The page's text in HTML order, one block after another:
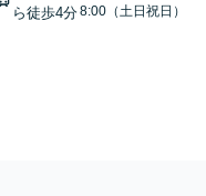
ら徒歩4分8:00（土日祝日）